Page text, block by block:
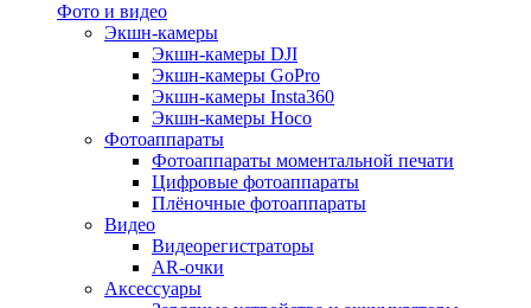
Фото и видео
Экшн-камеры
Экшн-камеры DJI
Экшн-камеры GoPro
Экшн-камеры Insta360
Экшн-камеры Hoco
Фотоаппараты
Фотоаппараты моментальной печати
Цифровые фотоаппараты
Плёночные фотоаппараты
Видео
Видеорегистраторы
AR-очки
Аксессуары